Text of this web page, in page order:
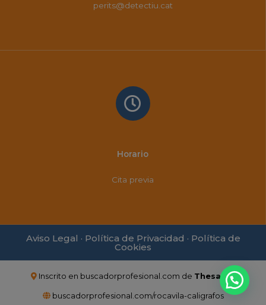
perits@detectiu.cat
Horario
Cita previa
Aviso Legal · Política de Privacidad · Política de
Cookies
Inscrito en buscadorprofesional.com de Thesauro
buscadorprofesional.com/rocavila-caligrafos